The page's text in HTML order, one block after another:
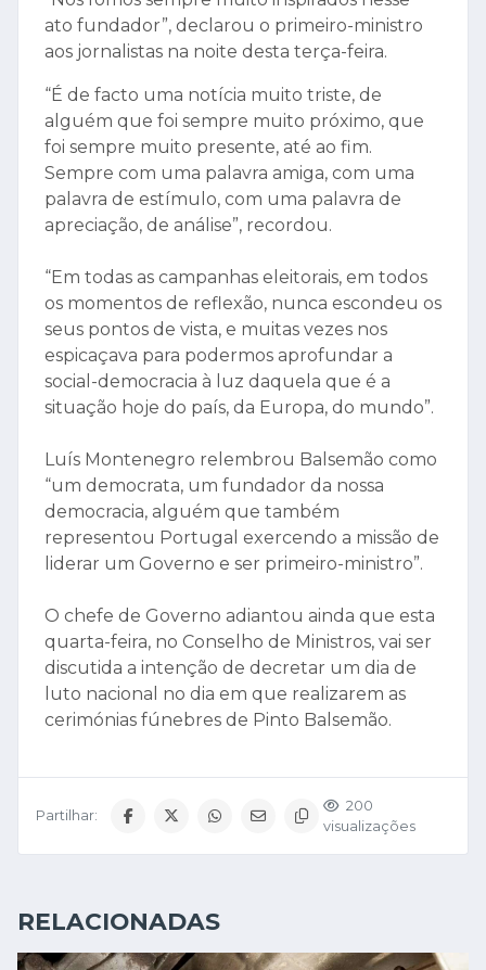
ato fundador”, declarou o primeiro-ministro
aos jornalistas na noite desta terça-feira.
“É de facto uma notícia muito triste, de
alguém que foi sempre muito próximo, que
foi sempre muito presente, até ao fim.
Sempre com uma palavra amiga, com uma
palavra de estímulo, com uma palavra de
apreciação, de análise”, recordou.
“Em todas as campanhas eleitorais, em todos
os momentos de reflexão, nunca escondeu os
seus pontos de vista, e muitas vezes nos
espicaçava para podermos aprofundar a
social-democracia à luz daquela que é a
situação hoje do país, da Europa, do mundo”.
Luís Montenegro relembrou Balsemão como
“um democrata, um fundador da nossa
democracia, alguém que também
representou Portugal exercendo a missão de
liderar um Governo e ser primeiro-ministro”.
O chefe de Governo adiantou ainda que esta
quarta-feira, no Conselho de Ministros, vai ser
discutida a intenção de decretar um dia de
luto nacional no dia em que realizarem as
cerimónias fúnebres de Pinto Balsemão.
Partilhar:
200
visualizações
RELACIONADAS